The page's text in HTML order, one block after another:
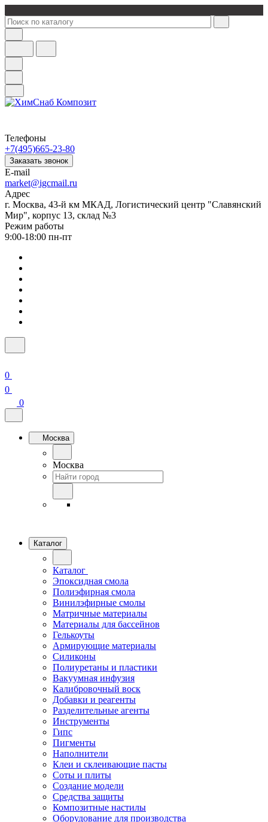
Телефоны
+7(495)665-23-80
Заказать звонок
E-mail
market@igcmail.ru
Адрес
г. Москва, 43-й км МКАД, Логистический центр "Славянский
Мир", корпус 13, склад №3
Режим работы
9:00-18:00 пн-пт
0
0
0
Москва
Москва
Каталог
Каталог
Эпоксидная смола
Полиэфирная смола
Винилэфирные смолы
Матричные материалы
Материалы для бассейнов
Гелькоуты
Армирующие материалы
Силиконы
Полиуретаны и пластики
Вакуумная инфузия
Калибровочный воск
Добавки и реагенты
Разделительные агенты
Инструменты
Гипс
Пигменты
Наполнители
Клеи и склеивающие пасты
Соты и плиты
Создание модели
Средства защиты
Композитные настилы
Оборудование для производства